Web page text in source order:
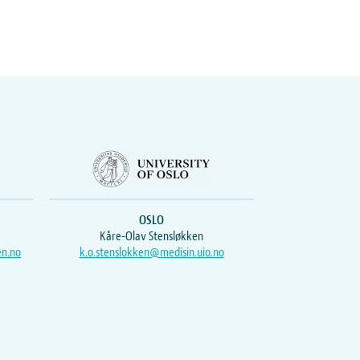
OSLO
Kåre-Olav Stensløkken
k.o.stenslokken@medisin.uio.no